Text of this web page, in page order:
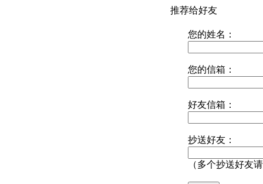
推荐给好友
您的姓名：
您的信箱：
好友信箱：
抄送好友：
（多个抄送好友